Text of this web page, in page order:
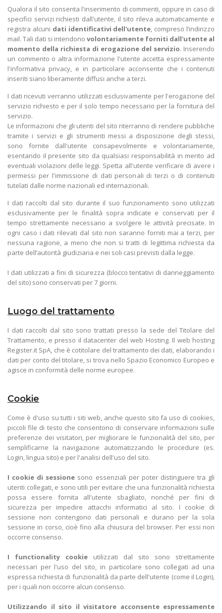
Qualora il sito consenta l'inserimento di commenti, oppure in caso di
specifici servizi richiesti dall'utente, il sito rileva automaticamente e
registra alcuni dati identificativi dell'utente, compreso l’indirizzo
mail. Tali dati si intendono volontariamente forniti dall'utente al
momento della richiesta di erogazione del servizio. Inserendo
un commento o altra informazione l'utente accetta espressamente
l'informativa privacy, e in particolare acconsente che i contenuti
inseriti siano liberamente diffusi anche a terzi.
I dati ricevuti verranno utilizzati esclusivamente per l'erogazione del
servizio richiesto e per il solo tempo necessario per la fornitura del
servizio.
Le informazioni che gli utenti del sito riterranno di rendere pubbliche
tramite i servizi e gli strumenti messi a disposizione degli stessi,
sono fornite dall'utente consapevolmente e volontariamente,
esentando il presente sito da qualsiasi responsabilità in merito ad
eventuali violazioni delle leggi. Spetta all'utente verificare di avere i
permessi per l'immissione di dati personali di terzi o di contenuti
tutelati dalle norme nazionali ed internazionali.
I dati raccolti dal sito durante il suo funzionamento sono utilizzati
esclusivamente per le finalità sopra indicate e conservati per il
tempo strettamente necessario a svolgere le attività precisate. In
ogni caso i dati rilevati dal sito non saranno forniti mai a terzi, per
nessuna ragione, a meno che non si tratti di legittima richiesta da
parte dell’autorità giudiziaria e nei soli casi previsti dalla legge.
I dati utilizzati a fini di sicurezza (blocco tentativi di danneggiamento
del sito) sono conservati per 7 giorni.
Luogo del trattamento
I dati raccolti dal sito sono trattati presso la sede del Titolare del
Trattamento, e presso il datacenter del web Hosting. Il web hosting
Register.it SpA, che è cotitolare del trattamento dei dati, elaborando i
dati per conto del titolare, si trova nello Spazio Economico Europeo e
agisce in conformità delle norme europee.
Cookie
Come è d'uso su tutti i siti web, anche questo sito fa uso di cookies,
piccoli file di testo che consentono di conservare informazioni sulle
preferenze dei visitatori, per migliorare le funzionalità del sito, per
semplificarne la navigazione automatizzando le procedure (es.
Login, lingua sito) e per l'analisi dell'uso del sito.
I cookie di sessione sono essenziali per poter distinguere tra gli
utenti collegati, e sono utili per evitare che una funzionalità richiesta
possa essere fornita all'utente sbagliato, nonché per fini di
sicurezza per impedire attacchi informatici al sito. I cookie di
sessione non contengono dati personali e durano per la sola
sessione in corso, cioè fino alla chiusura del browser. Per essi non
occorre consenso.
I functionality cookie utilizzati dal sito sono strettamente
necessari per l'uso del sito, in particolare sono collegati ad una
espressa richiesta di funzionalità da parte dell'utente (come il Login),
per i quali non occorre alcun consenso.
Utilizzando il sito il visitatore acconsente espressamente